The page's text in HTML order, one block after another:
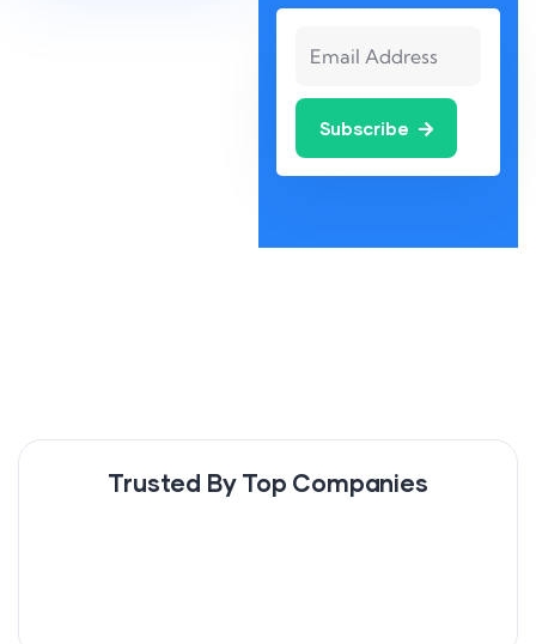
Trusted By Top Companies